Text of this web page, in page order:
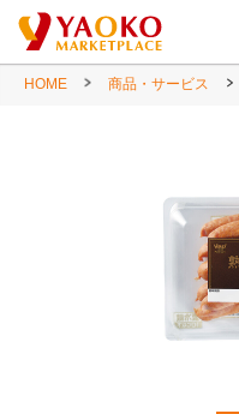
HOME 商品・サービス